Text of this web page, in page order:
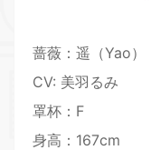
蔷薇：遥（Yao）
CV: 美羽るみ
罩杯：F
身高：167cm